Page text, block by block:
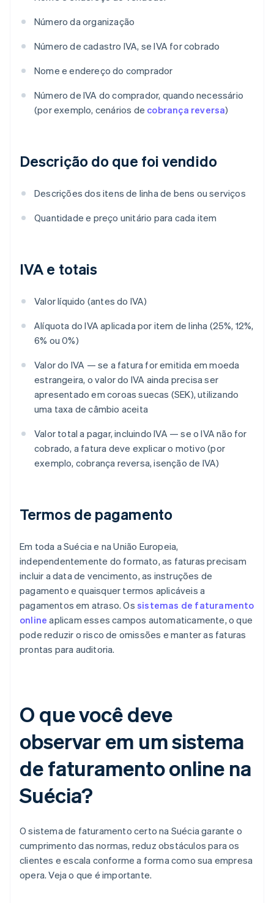
Número da organização
Número de cadastro IVA, se IVA for cobrado
Nome e endereço do comprador
Número de IVA do comprador, quando necessário
(por exemplo, cenários de cobrança reversa)
Descrição do que foi vendido
Descrições dos itens de linha de bens ou serviços
Quantidade e preço unitário para cada item
IVA e totais
Valor líquido (antes do IVA)
Alíquota do IVA aplicada por item de linha (25%, 12%,
6% ou 0%)
Valor do IVA — se a fatura for emitida em moeda
estrangeira, o valor do IVA ainda precisa ser
apresentado em coroas suecas (SEK), utilizando
uma taxa de câmbio aceita
Valor total a pagar, incluindo IVA — se o IVA não for
cobrado, a fatura deve explicar o motivo (por
exemplo, cobrança reversa, isenção de IVA)
Termos de pagamento
Em toda a Suécia e na União Europeia,
independentemente do formato, as faturas precisam
incluir a data de vencimento, as instruções de
pagamento e quaisquer termos aplicáveis a
pagamentos em atraso. Os sistemas de faturamento
online aplicam esses campos automaticamente, o que
pode reduzir o risco de omissões e manter as faturas
prontas para auditoria.
O que você deve
observar em um sistema
de faturamento online na
Suécia?
O sistema de faturamento certo na Suécia garante o
cumprimento das normas, reduz obstáculos para os
clientes e escala conforme a forma como sua empresa
opera. Veja o que é importante.